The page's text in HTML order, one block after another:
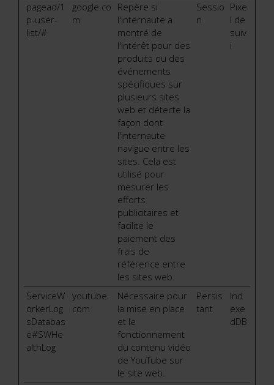
pagead/1
p-user-
list/#
google.co
m
Repère si
l'internaute a
montré de
l'intérêt pour des
produits ou des
événements
spécifiques sur
plusieurs sites
web et détecte la
façon dont
l'internaute
navigue entre les
sites. Cela est
utilisé pour
mesurer les
efforts
publicitaires et
facilite le
paiement des
frais de
référence entre
les sites web.
Sessio
n
Pixe
l de
suiv
i
ServiceW
orkerLog
sDatabas
e#SWHe
althLog
youtube.
com
Nécessaire pour
la mise en place
et le
fonctionnement
du contenu vidéo
de YouTube sur
le site web.
Persis
tant
Ind
exe
dDB